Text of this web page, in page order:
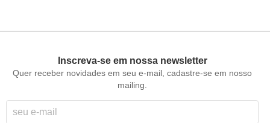
Inscreva-se em nossa newsletter
Quer receber novidades em seu e-mail, cadastre-se em nosso
mailing.